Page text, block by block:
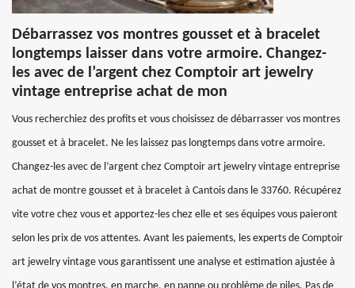
Débarrassez vos montres gousset et à bracelet
longtemps laisser dans votre armoire. Changez-
les avec de l’argent chez Comptoir art jewelry
vintage entreprise achat de mon
Vous recherchiez des profits et vous choisissez de débarrasser vos montres
gousset et à bracelet. Ne les laissez pas longtemps dans votre armoire.
Changez-les avec de l’argent chez Comptoir art jewelry vintage entreprise
achat de montre gousset et à bracelet à Cantois dans le 33760. Récupérez
vite votre chez vous et apportez-les chez elle et ses équipes vous paieront
selon les prix de vos attentes. Avant les paiements, les experts de Comptoir
art jewelry vintage vous garantissent une analyse et estimation ajustée à